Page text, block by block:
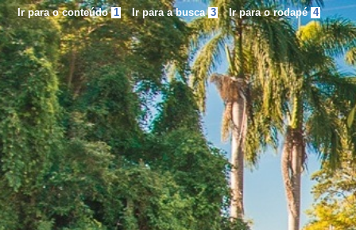
Ir para o conteúdo 1 Ir para a busca 3 Ir para o rodapé 4